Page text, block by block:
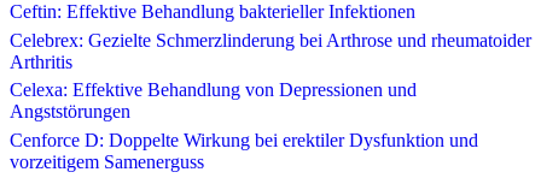
Ceftin: Effektive Behandlung bakterieller Infektionen
Celebrex: Gezielte Schmerzlinderung bei Arthrose und rheumatoider
Arthritis
Celexa: Effektive Behandlung von Depressionen und
Angststörungen
Cenforce D: Doppelte Wirkung bei erektiler Dysfunktion und
vorzeitigem Samenerguss